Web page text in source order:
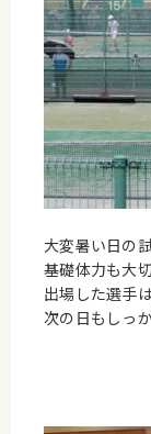
大変暑い日の
基礎体力も大
出場した選手
次の日もしっ